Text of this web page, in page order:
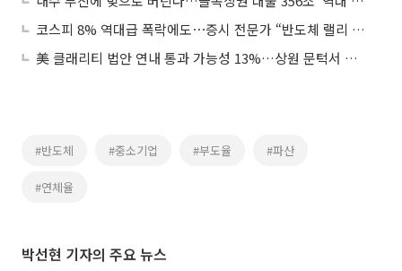
코스피 8% 역대급 폭락에도⋯증시 전문가 “반도체 랠리 안 꺾였다”
美 클래리티 법안 연내 통과 가능성 13%…상원 문턱서 제동
#반도체 #중소기업 #부도율 #파산
#연체율
박선현 기자의 주요 뉴스